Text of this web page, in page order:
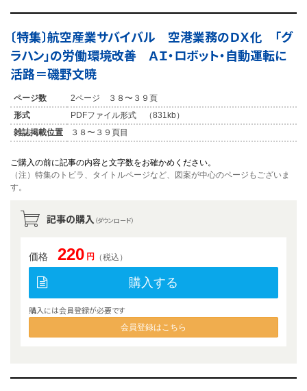
〔特集〕航空産業サバイバル 空港業務のＤＸ化 「グ
ラハン」の労働環境改善 ＡＩ・ロボット・自動運転に
活路＝磯野文暁
ページ数
2ページ ３８〜３９頁
形式
PDFファイル形式 （831kb）
雑誌掲載位置
３８〜３９頁目
ご購入の前に記事の内容と文字数をお確かめください。
（注）特集のトビラ、タイトルページなど、図案が中心のページもございま
す。
記事の購入 （ダウンロード）
価格 220 円 （税込）
購入する
購入には会員登録が必要です
会員登録はこちら